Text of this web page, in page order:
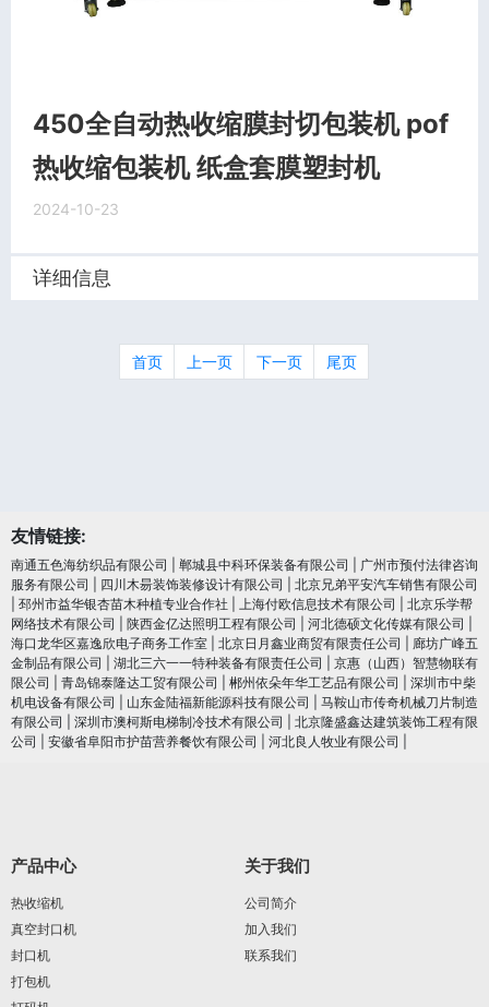
450全自动热收缩膜封切包装机 pof
热收缩包装机 纸盒套膜塑封机
2024-10-23
详细信息
首页 上一页 下一页 尾页
友情链接:
南通五色海纺织品有限公司 郸城县中科环保装备有限公司
广州市预付法律咨询
服务有限公司
四川木昜装饰装修设计有限公司
北京兄弟平安汽车销售有限公司
邳州市益华银杏苗木种植专业合作社 上海付欧信息技术有限公司
北京乐学帮
网络技术有限公司
陕西金亿达照明工程有限公司 河北德硕文化传媒有限公司
海口龙华区嘉逸欣电子商务工作室
北京日月鑫业商贸有限责任公司
廊坊广峰五
金制品有限公司
湖北三六一一特种装备有限责任公司
京惠（山西）智慧物联有
限公司
青岛锦泰隆达工贸有限公司 郴州依朵年华工艺品有限公司
深圳市中柴
机电设备有限公司
山东金陆福新能源科技有限公司
马鞍山市传奇机械刀片制造
有限公司
深圳市澳柯斯电梯制冷技术有限公司
北京隆盛鑫达建筑装饰工程有限
公司
安徽省阜阳市护苗营养餐饮有限公司 河北良人牧业有限公司
产品中心
热收缩机
真空封口机
封口机
打包机
关于我们
公司简介
加入我们
联系我们